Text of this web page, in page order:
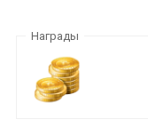
Награды